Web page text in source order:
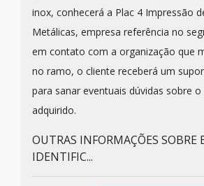
inox, conhecerá a Plac 4 Impressão
Metálicas, empresa referência no
em contato com a organização que
no ramo, o cliente receberá um
para sanar eventuais dúvidas sobre
adquirido.
OUTRAS INFORMAÇÕES SOBRE
IDENTIFIC...